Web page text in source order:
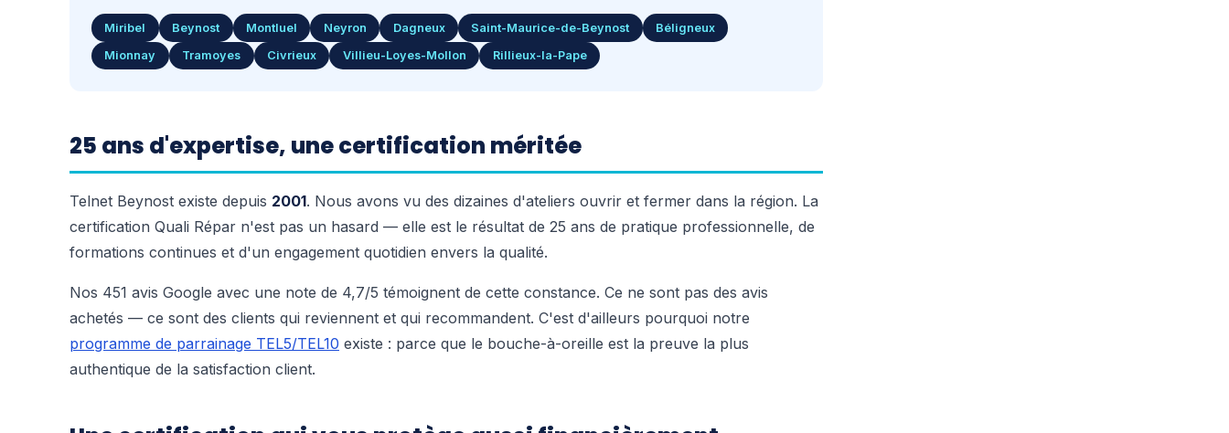
Miribel Beynost Montluel Neyron Dagneux Saint-Maurice-de-Beynost Béligneux
Mionnay Tramoyes Civrieux Villieu-Loyes-Mollon Rillieux-la-Pape
25 ans d'expertise, une certification méritée
Telnet Beynost existe depuis 2001. Nous avons vu des dizaines d'ateliers ouvrir et fermer dans la région. La
certification Quali Répar n'est pas un hasard — elle est le résultat de 25 ans de pratique professionnelle, de
formations continues et d'un engagement quotidien envers la qualité.
Nos 451 avis Google avec une note de 4,7/5 témoignent de cette constance. Ce ne sont pas des avis
achetés — ce sont des clients qui reviennent et qui recommandent. C'est d'ailleurs pourquoi notre
programme de parrainage TEL5/TEL10 existe : parce que le bouche-à-oreille est la preuve la plus
authentique de la satisfaction client.